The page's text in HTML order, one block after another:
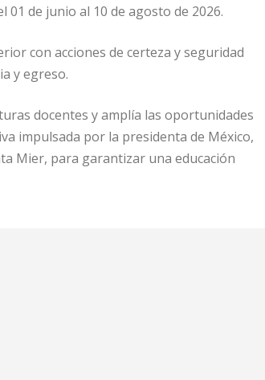
de junio al 10 de agosto de 2026.
con acciones de certeza y seguridad
y egreso.
docentes y amplía las oportunidades
impulsada por la presidenta de México,
Mier, para garantizar una educación